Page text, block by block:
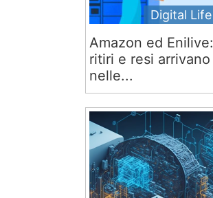
Digital Life
Amazon ed Enilive:
ritiri e resi arrivano
nelle...